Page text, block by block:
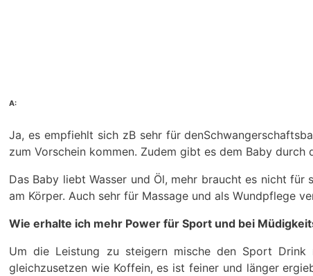
A:
Ja, es empfiehlt sich zB sehr für
zum Vorschein kommen. Zudem gibt es dem Baby durch
Das Baby liebt Wasser und Öl, mehr braucht es nicht
am Körper. Auch sehr für Massage und als Wundpflege
Wie erhalte ich mehr Power für Sport und bei
Um die Leistung zu steigern mische den Sport
gleichzusetzen wie Koffein, es ist feiner und länger